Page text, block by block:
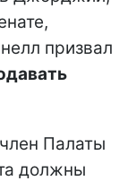
призвал
Палаты
должны